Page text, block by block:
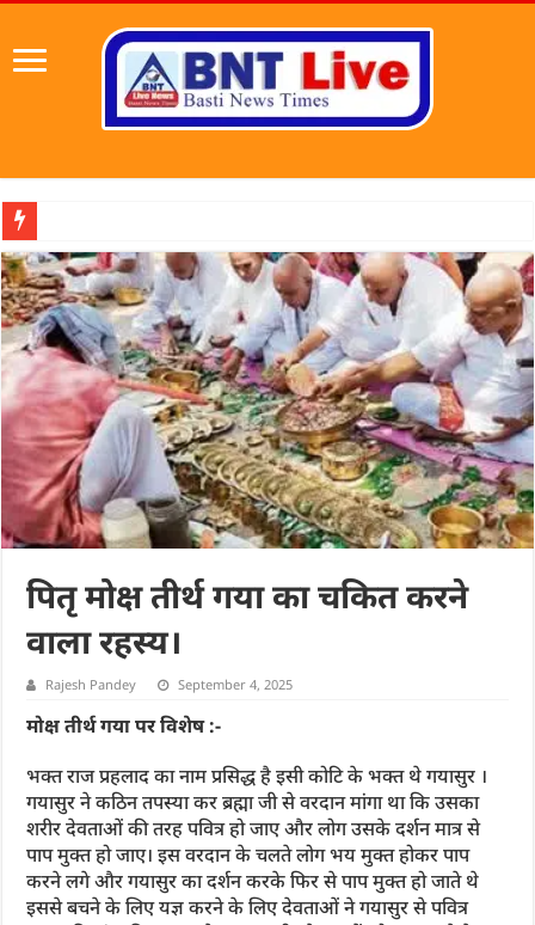
पितृ मोक्ष तीर्थ गया का चकित करने
वाला रहस्य।
Rajesh Pandey September 4, 2025
मोक्ष तीर्थ गया पर विशेष :-
भक्त राज प्रहलाद का नाम प्रसिद्ध है इसी कोटि के भक्त थे गयासुर ।
गयासुर ने कठिन तपस्या कर ब्रह्मा जी से वरदान मांगा था कि उसका
शरीर देवताओं की तरह पवित्र हो जाए और लोग उसके दर्शन मात्र से
पाप मुक्त हो जाए। इस वरदान के चलते लोग भय मुक्त होकर पाप
करने लगे और गयासुर का दर्शन करके फिर से पाप मुक्त हो जाते थे
इससे बचने के लिए यज्ञ करने के लिए देवताओं ने गयासुर से पवित्र